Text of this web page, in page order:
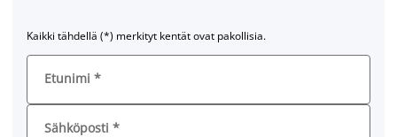
Kaikki tähdellä (*) merkityt kentät ovat pakollisia.
Etunimi *
Sähköposti *